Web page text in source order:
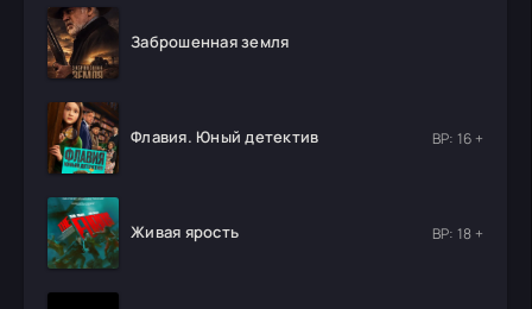
Заброшенная земля
Флавия. Юный детектив ВР: 16 +
Живая ярость ВР: 18 +